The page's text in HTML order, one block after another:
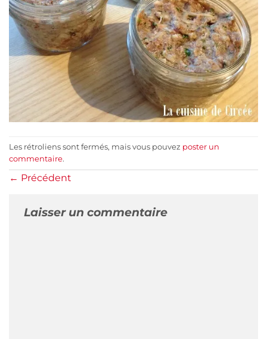
Les rétroliens sont fermés, mais vous pouvez poster un
commentaire.
← Précédent
Laisser un commentaire